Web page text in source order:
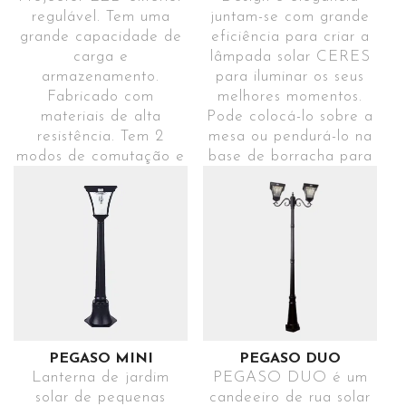
INSTRUÇÕES
VÍDEO MONTAJE
Encontre esta
grinalda solar à
exclusivamente
na LEROY
MERLINAccede
OPÇÕES
DE
MONTAGEM
Instalar o
painel
solar
suspenso
ou como
INSTRUÇÕES
DECORATIVA
Cria uma
atmosfera
quente
graças à
iluminação
INSTRUÇÕES
COLORIDA
Criar
atmosferas
diferentes
com a luz
decorativa
colorida
regulável. Tem uma
grande capacidade de
carga e
armazenamento.
Fabricado com
materiais de alta
resistência. Tem 2
modos de comutação e
que o torna uma óptima
opção para iluminar
qualquer ambiente.
Ref. KORESN31
RESISTENTE
AO
CHOQUE
Material
de alta
resistência
juntam-se com grande
eficiência para criar a
lâmpada solar CERES
para iluminar os seus
melhores momentos.
Pode colocá-lo sobre a
mesa ou pendurá-lo na
base de borracha para
Inclui 3 modos de
Ref. CERESBL35
3 MODOS
DE
ILUMINAÇÃO
Escolha a
intensidade
de luz
PEGASO MINI
Lanterna de jardim
solar de pequenas
PEGASO DUO
PEGASO DUO é um
candeeiro de rua solar